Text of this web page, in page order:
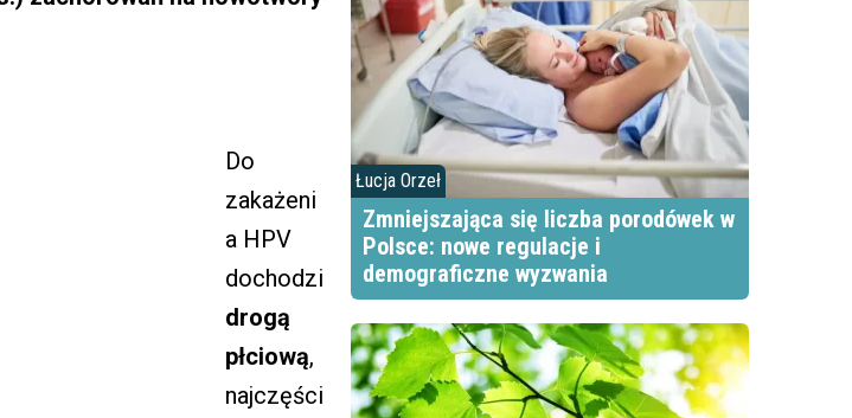
Do
zakażeni
a HPV
dochodzi
drogą
płciową,
najczęści
Łucja Orzeł
Zmniejszająca się liczba porodówek w
Polsce: nowe regulacje i
demograficzne wyzwania